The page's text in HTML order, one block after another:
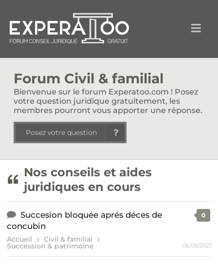
Forum Civil & familial
Bienvenue sur le forum Experatoo.com ! Posez
votre question juridique gratuitement, les
membres pourront vous apporter une réponse.
Posez votre question
Nos conseils et aides
juridiques en cours
Succesion bloquée aprés déces de
concubin
Accueil Civil & familial
Succession & patrimoine
0
06/05/2023